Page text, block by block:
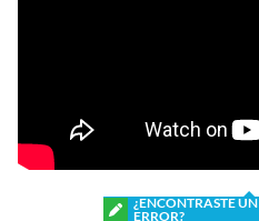
¿ENCONTRASTE UN
ERROR?